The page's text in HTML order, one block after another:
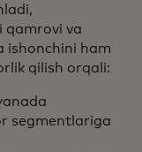
qamrovi va
ishonchini ham
qilish orqali:
segmentlariga